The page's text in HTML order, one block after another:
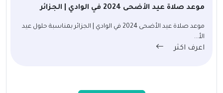
موعد صلاة عيد الأضحى 2024 في الوادي | الجزائر
موعد صلاة عيد الأضحى 2024 في الوادي | الجزائر بمناسبة حلول عيد
الأ...
اعرف اكثر